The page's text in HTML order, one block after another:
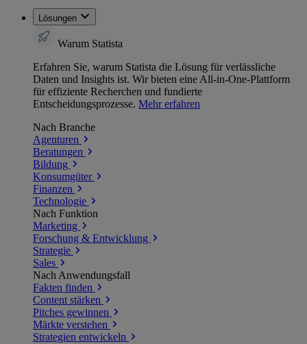
Lösungen
Warum Statista
Erfahren Sie, warum Statista die Lösung für verlässliche
Daten und Insights ist. Wir bieten eine All-in-One-Plattform
für effiziente Recherchen und fundierte
Entscheidungsprozesse. Mehr erfahren
Nach Branche
Agenturen
Beratungen
Bildung
Konsumgüter
Finanzen
Technologie
Nach Funktion
Marketing
Forschung & Entwicklung
Strategie
Sales
Nach Anwendungsfall
Fakten finden
Content stärken
Pitches gewinnen
Märkte verstehen
Strategien entwickeln